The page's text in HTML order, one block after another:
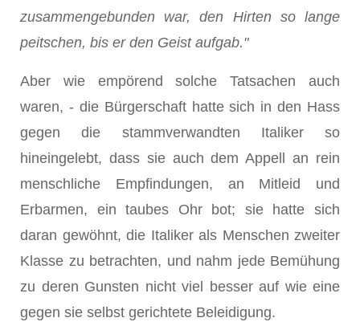
zusammengebunden war, den Hirten so lange
peitschen, bis er den Geist aufgab."
Aber wie empörend solche Tatsachen auch
waren, - die Bürgerschaft hatte sich in den Hass
gegen die stammverwandten Italiker so
hineingelebt, dass sie auch dem Appell an rein
menschliche Empfindungen, an Mitleid und
Erbarmen, ein taubes Ohr bot; sie hatte sich
daran gewöhnt, die Italiker als Menschen zweiter
Klasse zu betrachten, und nahm jede Bemühung
zu deren Gunsten nicht viel besser auf wie eine
gegen sie selbst gerichtete Beleidigung.